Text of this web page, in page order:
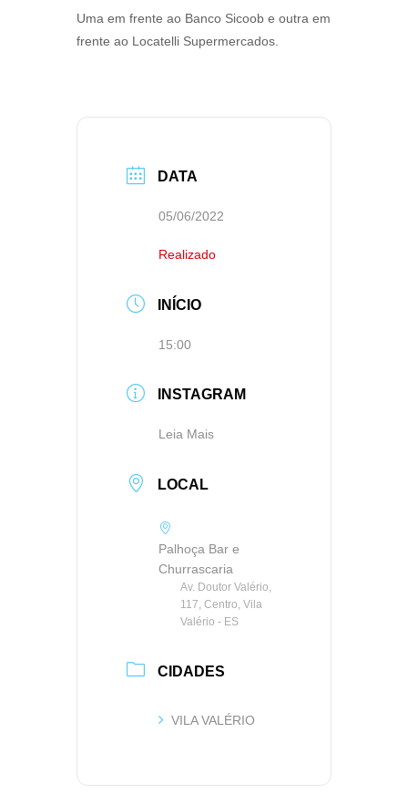
Uma em frente ao Banco Sicoob e outra em
frente ao Locatelli Supermercados.
DATA
05/06/2022
Realizado
INÍCIO
15:00
INSTAGRAM
Leia Mais
LOCAL
Palhoça Bar e
Churrascaria
Av. Doutor Valério,
117, Centro, Vila
Valério - ES
CIDADES
VILA VALÉRIO